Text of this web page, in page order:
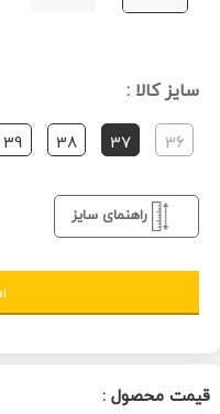
سایز کالا :
36
37
38
39
راهنمای سایز
قیمت محصول :